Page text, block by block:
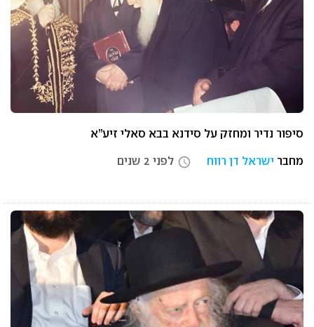
סיפור נדיר ומחזק על סידנא בבא סאלי זיע”א
מחבר ישראל דן רווח access_time לפני 2 שנים